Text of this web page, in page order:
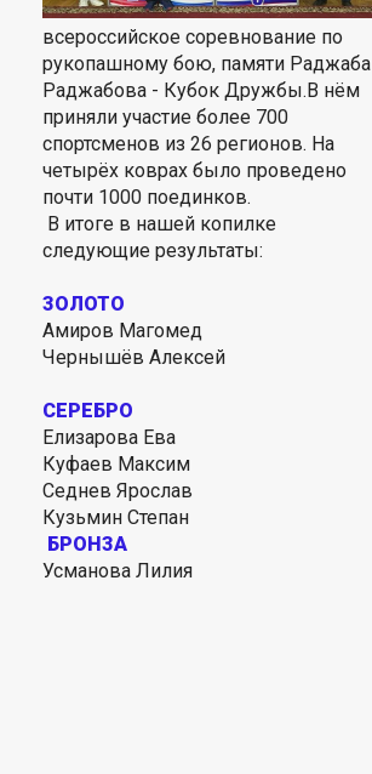
всероссийское соревнование по
рукопашному бою, памяти Раджаба
Раджабова - Кубок Дружбы.В нём
приняли участие более 700
спортсменов из 26 регионов. На
четырёх коврах было проведено
почти 1000 поединков.
В итоге в нашей копилке
следующие результаты:
ЗОЛОТО
Амиров Магомед
Чернышёв Алексей
СЕРЕБРО
Елизарова Ева
Куфаев Максим
Седнев Ярослав
Кузьмин Степан
БРОНЗА
Усманова Лилия